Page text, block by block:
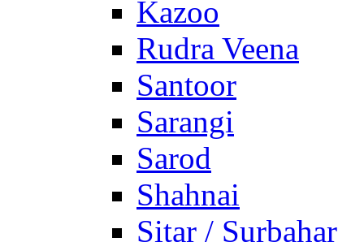
Kazoo
Rudra Veena
Santoor
Sarangi
Sarod
Shahnai
Sitar / Surbahar